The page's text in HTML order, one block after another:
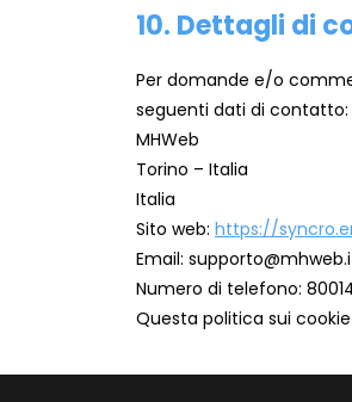
10. Dettagli di
Per domande e/o
seguenti dati di contatto:
MHWeb
Torino – Italia
Italia
Sito web: https://
Email:
Numero di telefono:
Questa politica sui